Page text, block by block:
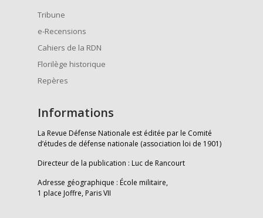
Tribune
e-Recensions
Cahiers de la RDN
Florilège historique
Repères
Informations
La Revue Défense Nationale est éditée par le Comité
d’études de défense nationale (association loi de 1901)
Directeur de la publication : Luc de Rancourt
Adresse géographique : École militaire,
1 place Joffre, Paris VII